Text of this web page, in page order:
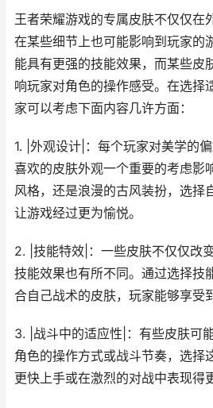
王者荣耀游戏的专属皮肤不仅仅在
在某些细节上也可能影响到玩家的
能具有更强的技能效果，而某些皮
响玩家对角色的操作感受。在选择
家可以考虑下面内容几许方面：
1. |外观设计|：每个玩家对美学的
喜欢的皮肤外观一个重要的考虑影
风格，还是浪漫的古风装扮，选择
让游戏经过更为愉悦。
2. |技能特效|：一些皮肤不仅仅改
技能效果也有所不同。通过选择技
合自己战术的皮肤，玩家能够享受
3. |战斗中的适应性|：有些皮肤可
角色的操作方式或战斗节奏，选择
更快上手或在激烈的对战中表现得